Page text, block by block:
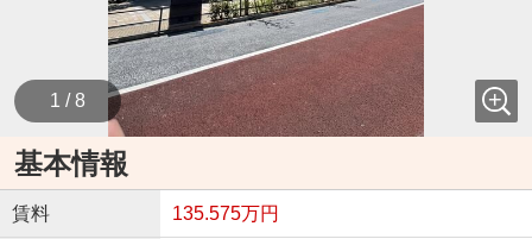
1 / 8
基本情報
賃料 135.575万円